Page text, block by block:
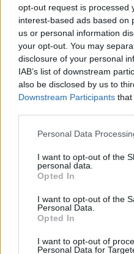
opt-out request is processed
interest-based ads based on
us or personal information
your opt-out. You may
disclosure of your personal
IAB’s list of downstream
also be disclosed by us to
Downstream Participants that
Please note that this
not limited to your visit or
grant or deny consent to
use your data for below
consent section.
Personal Data
I want to opt-out of the
personal data.
Opted In
I want to opt-out of the
Personal Data.
Opted In
I want to opt-out of
Personal Data for
Več iz kraja Slovenj
Jutri v Slovenj Gradcu
brezplačna opera pod
zvezdami: na Trgu svobode bo
zazvenel Ljubezenski napoj
Koncert skupine Delta Riff na
Festivalu SHOTS prestavljen na